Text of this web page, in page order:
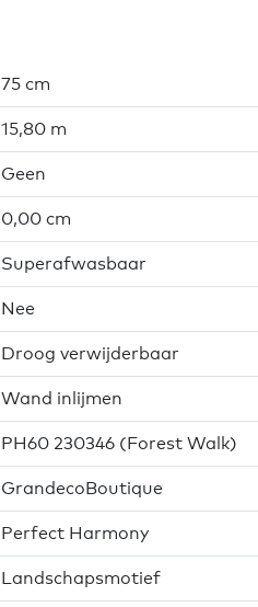
75 cm
15,80 m
Geen
0,00 cm
Superafwasbaar
Nee
Droog verwijderbaar
Wand inlijmen
PH60 230346 (Forest Walk)
GrandecoBoutique
Perfect Harmony
Landschapsmotief